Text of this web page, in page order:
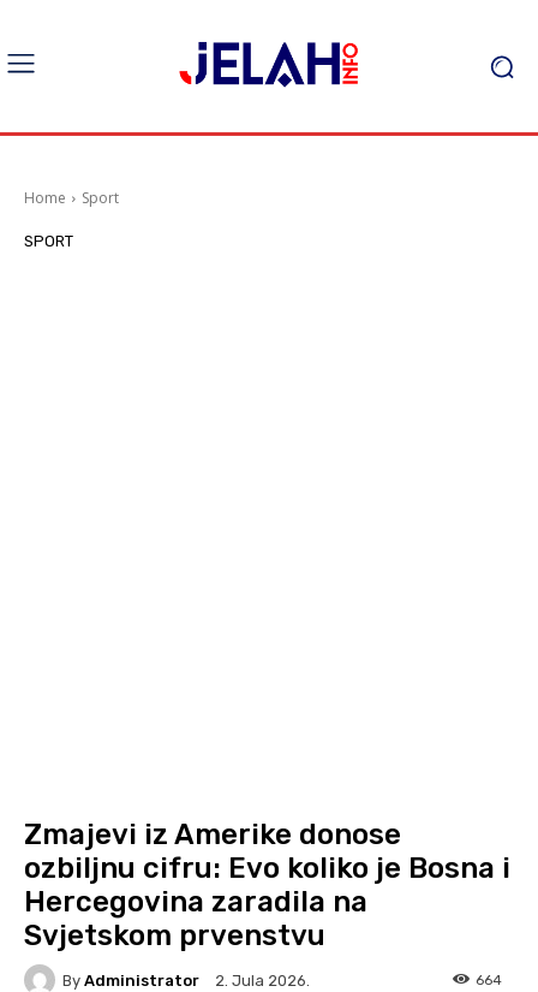
Home Sport
SPORT
Zmajevi iz Amerike donose
ozbiljnu cifru: Evo koliko je Bosna i
Hercegovina zaradila na
Svjetskom prvenstvu
By Administrator 2. Jula 2026. 664